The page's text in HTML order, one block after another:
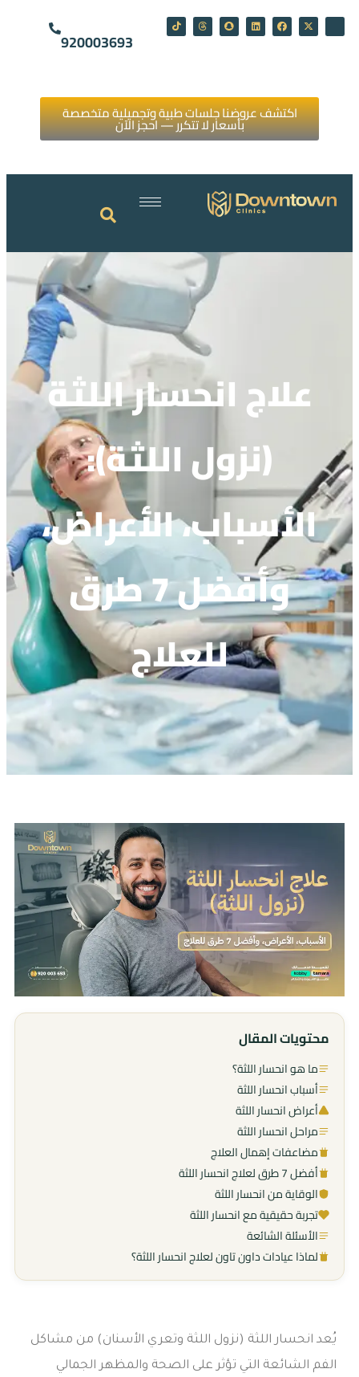
920003693
اكتشف عروضنا جلسات طبية وتجميلية متخصصة
بأسعار لا تتكرر — احجز الآن
علاج انحسار اللثة
(نزول اللثة):
الأسباب، الأعراض،
وأفضل 7 طرق
للعلاج
محتويات المقال
ما هو انحسار اللثة؟
أسباب انحسار اللثة
أعراض انحسار اللثة
مراحل انحسار اللثة
مضاعفات إهمال العلاج
أفضل 7 طرق لعلاج انحسار اللثة
الوقاية من انحسار اللثة
تجربة حقيقية مع انحسار اللثة
الأسئلة الشائعة
لماذا عيادات داون تاون لعلاج انحسار اللثة؟
يُعد انحسار اللثة (نزول اللثة وتعري الأسنان) من مشاكل
الفم الشائعة التي تؤثر على الصحة والمظهر الجمالي